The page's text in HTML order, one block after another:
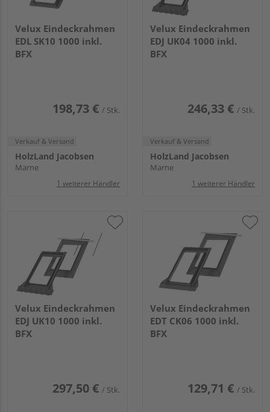
Velux Eindeckrahmen
EDL SK10 1000 inkl.
BFX
198,73 € / Stk.
Verkauf & Versand
HolzLand Jacobsen
Marne
1 weiterer Händler
Velux Eindeckrahmen
EDJ UK04 1000 inkl.
BFX
246,33 € / Stk.
Verkauf & Versand
HolzLand Jacobsen
Marne
1 weiterer Händler
Velux Eindeckrahmen
EDJ UK10 1000 inkl.
BFX
297,50 € / Stk.
Velux Eindeckrahmen
EDT CK06 1000 inkl.
BFX
129,71 € / Stk.